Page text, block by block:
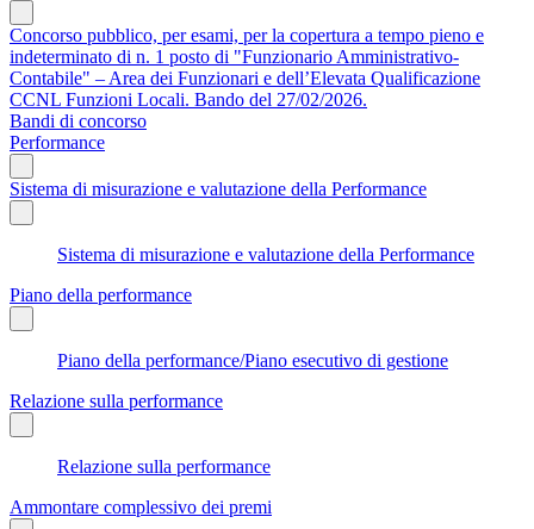
Concorso pubblico, per esami, per la copertura a tempo pieno e
indeterminato di n. 1 posto di "Funzionario Amministrativo-
Contabile" – Area dei Funzionari e dell’Elevata Qualificazione
CCNL Funzioni Locali. Bando del 27/02/2026.
Bandi di concorso
Performance
Sistema di misurazione e valutazione della Performance
Sistema di misurazione e valutazione della Performance
Piano della performance
Piano della performance/Piano esecutivo di gestione
Relazione sulla performance
Relazione sulla performance
Ammontare complessivo dei premi